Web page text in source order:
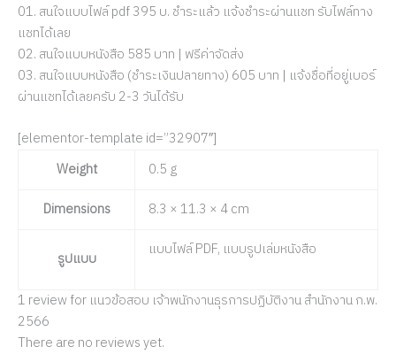
01. สนใจแบบไฟล์ pdf 395 บ. ชำระแล้ว แจ้งชำระผ่านแชท รับไฟล์ทาง
แชทได้เลย
02. สนใจแบบหนังสือ 585 บาท | ฟรีค่าจัดส่ง
03. สนใจแบบหนังสือ (ชำระเงินปลายทาง) 605 บาท | แจ้งชื่อที่อยู่เบอร์
ผ่านแชทได้เลยครับ 2-3 วันได้รับ
[elementor-template id=”32907″]
Weight
0.5 g
Dimensions
8.3 × 11.3 × 4 cm
รูปแบบ แบบไฟล์ PDF, แบบรูปเล่มหนังสือ
1 review for แนวข้อสอบ เจ้าพนักงานธุรการปฏิบัติงาน สำนักงาน ก.พ.
2566
There are no reviews yet.